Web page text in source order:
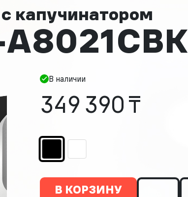
капучинатором
В наличии
349 390 ₸
В КОРЗИНУ